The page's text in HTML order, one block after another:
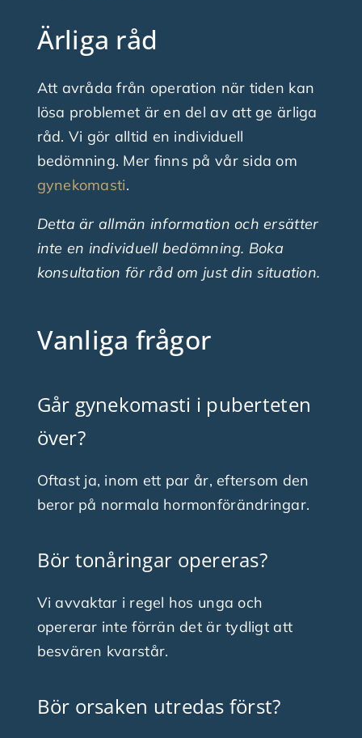
Ärliga råd
Att avråda från operation när tiden kan
lösa problemet är en del av att ge ärliga
råd. Vi gör alltid en individuell
bedömning. Mer finns på vår sida om
gynekomasti.
Detta är allmän information och ersätter
inte en individuell bedömning. Boka
konsultation för råd om just din situation.
Vanliga frågor
Går gynekomasti i puberteten
över?
Oftast ja, inom ett par år, eftersom den
beror på normala hormonförändringar.
Bör tonåringar opereras?
Vi avvaktar i regel hos unga och
opererar inte förrän det är tydligt att
besvären kvarstår.
Bör orsaken utredas först?